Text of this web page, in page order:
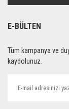
E-BÜLTEN
Tüm kampanya ve
kaydolunuz.